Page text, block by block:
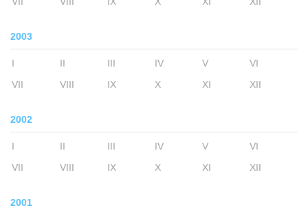
2003
I II III IV V
VI
VII
VIII IX X XI XII
2002
I II III IV V
VI
VII
VIII IX X XI XII
2001